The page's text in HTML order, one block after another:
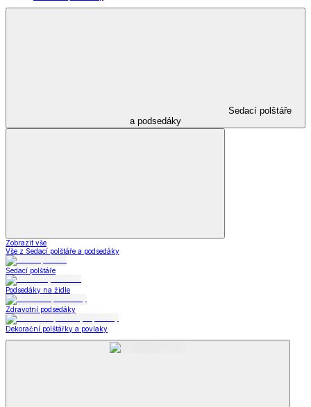
Sedací polštáře
a podsedáky
Zobrazit vše
Vše z Sedací polštáře a podsedáky
Sedací polštáře
Podsedáky na židle
Zdravotní podsedáky
Dekorační polštářky a povlaky